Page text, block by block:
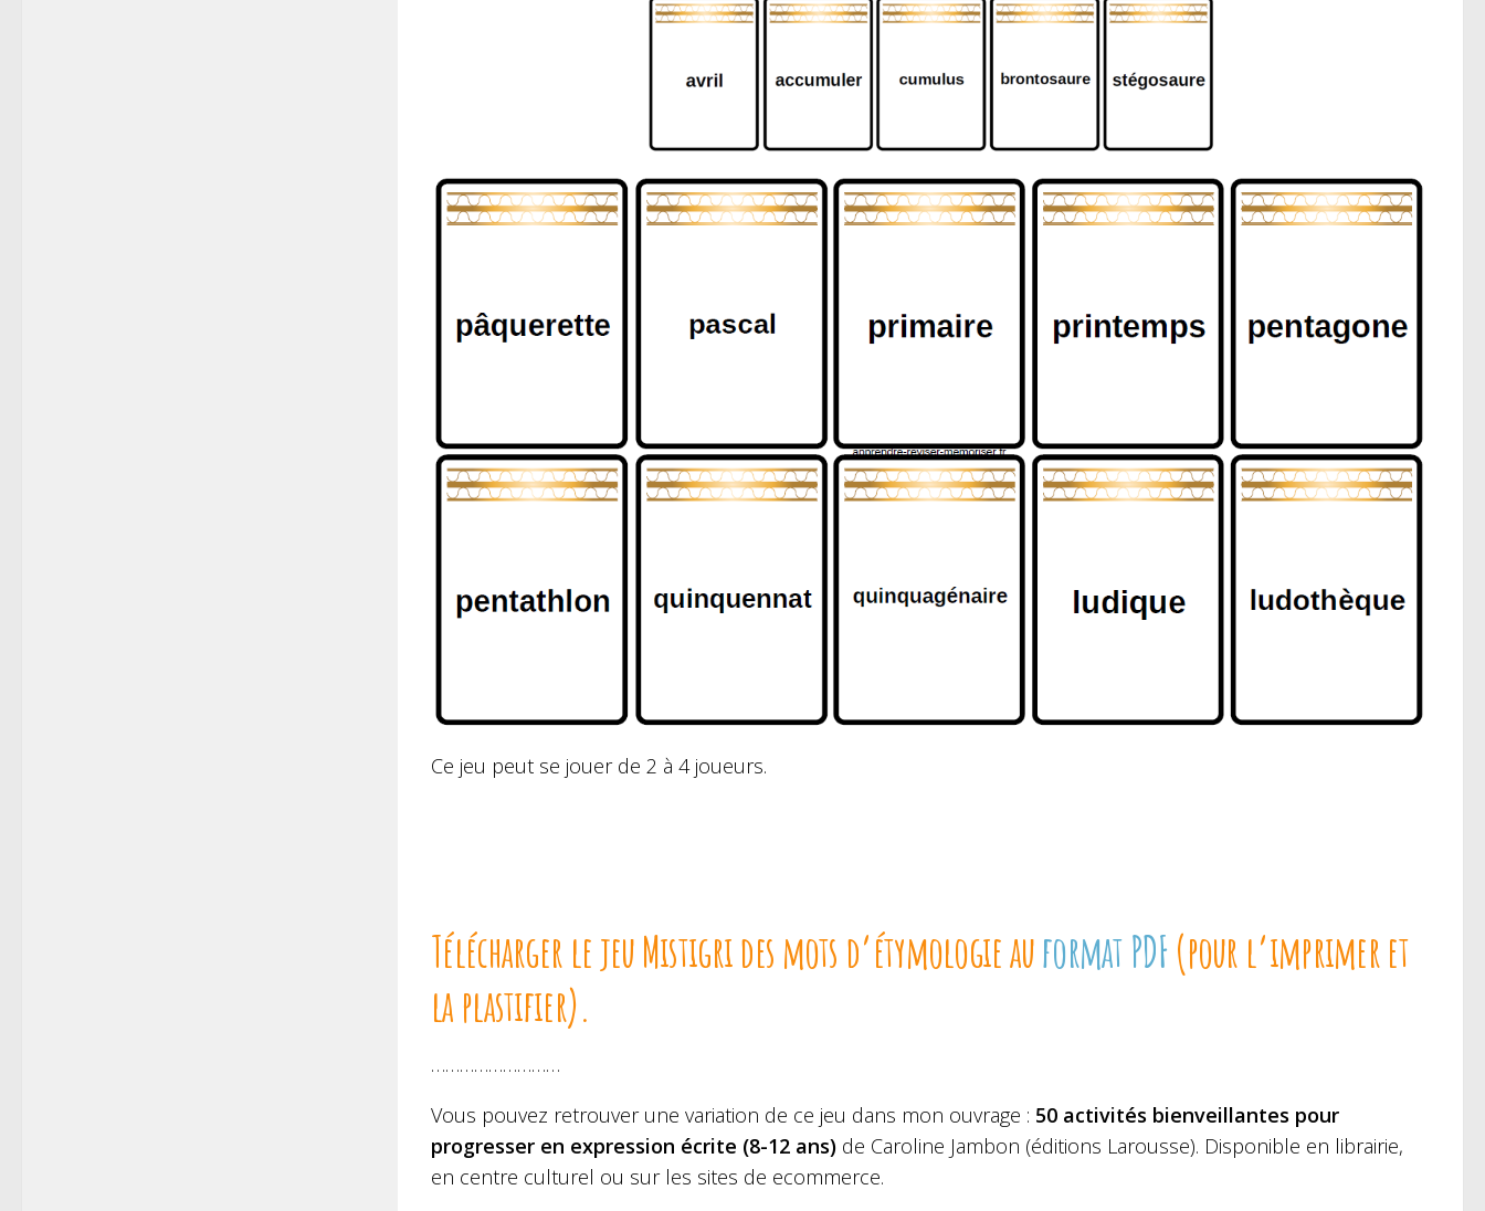
Ce jeu peut se jouer de 2 à 4 joueurs.
Télécharger le jeu Mistigri des mots d’étymologie auformat PDF(pour l’imprimer et
la plastifier).
………………………
Vous pouvez retrouver une variation de ce jeu dans mon ouvrage : 50 activités bienveillantes pour
progresser en expression écrite (8-12 ans) de Caroline Jambon (éditions Larousse). Disponible en librairie,
en centre culturel ou sur les sites de ecommerce.